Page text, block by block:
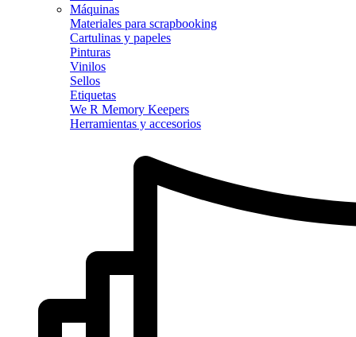
Máquinas
Materiales para scrapbooking
Cartulinas y papeles
Pinturas
Vinilos
Sellos
Etiquetas
We R Memory Keepers
Herramientas y accesorios